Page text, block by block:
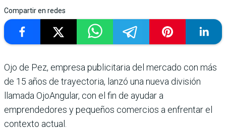
Compartir en redes
Ojo de Pez, empresa publicitaria del mercado con más
de 15 años de trayectoria, lanzó una nueva división
llamada OjoAngular, con el fin de ayudar a
emprendedores y pequeños comercios a enfrentar el
contexto actual.